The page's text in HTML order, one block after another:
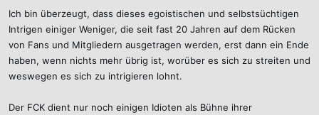
Ich bin überzeugt, dass dieses egoistischen und selbstsüchtigen
Intrigen einiger Weniger, die seit fast 20 Jahren auf dem Rücken
von Fans und Mitgliedern ausgetragen werden, erst dann ein Ende
haben, wenn nichts mehr übrig ist, worüber es sich zu streiten und
weswegen es sich zu intrigieren lohnt.
Der FCK dient nur noch einigen Idioten als Bühne ihrer